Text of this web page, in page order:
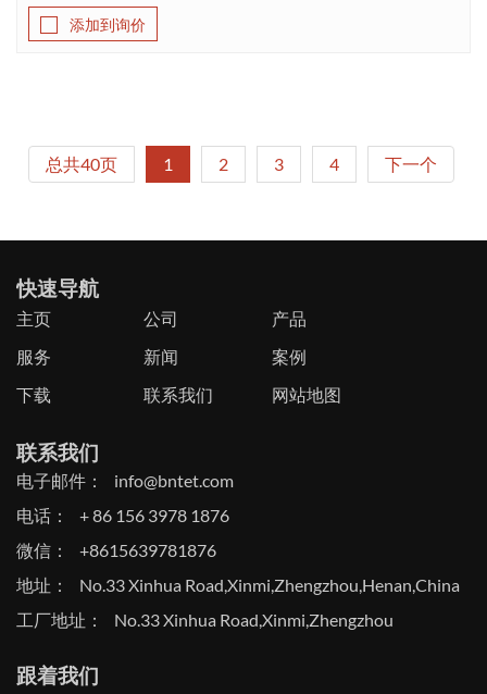
添加到询价
总共40页 1 2 3 4 下一个
跟着我们
快速导航
主页 公司
产品
服务
新闻
案例
下载
联系我们 网站地图
联系我们
电子邮件：
info@bntet.com
电话：
+ 86 156 3978 1876
微信：
+8615639781876
地址：
No.33 Xinhua Road,Xinmi,Zhengzhou,Henan,China
工厂地址：
No.33 Xinhua Road,Xinmi,Zhengzhou